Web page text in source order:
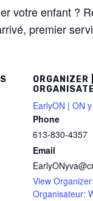
votre enfant ?
premier
ORGANIZER |
EarlyON | ON
Phone
613-830-4357
Email
View
Organisateur: